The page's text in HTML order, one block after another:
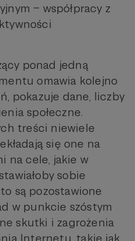
– współpracy z
ponad jedną
omawia kolejno
pokazuje dane, liczby
społeczne.
treści niewiele
się one na
na cele, jakie w
sobie
są pozostawione
w punkcie szóstym
skutki i zagrożenia
Internetu, takie jak